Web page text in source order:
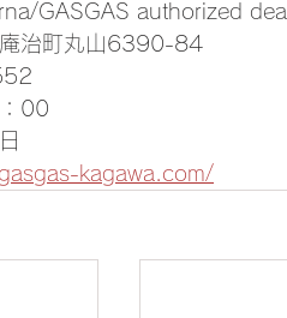
GASGAS authorized
治町丸山6390-84
00
kagawa.com/